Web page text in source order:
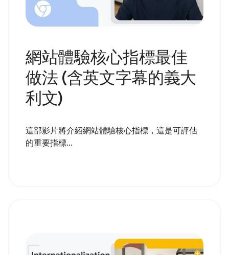
網站體驗核心指標最佳
做法 (含英文字幕的義大
利文)
這部影片將介紹網站體驗核心指標，這是可評估
的重要指標...